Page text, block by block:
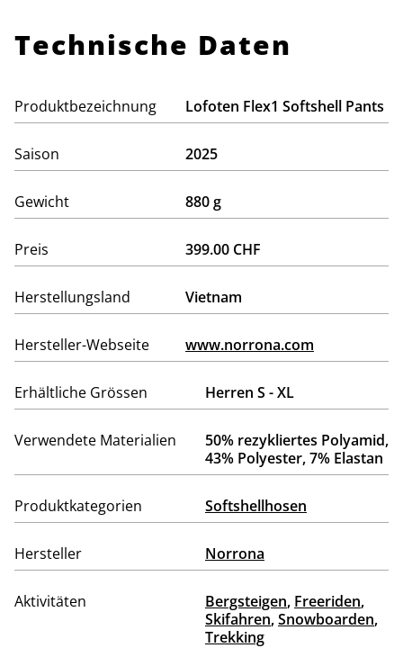
Technische Daten
Produktbezeichnung Lofoten Flex1 Softshell Pants
Saison 2025
Gewicht 880 g
Preis 399.00 CHF
Herstellungsland Vietnam
Hersteller-Webseite www.norrona.com
Erhältliche Grössen Herren S - XL
Verwendete Materialien
50% rezykliertes Polyamid,
43% Polyester, 7% Elastan
Produktkategorien Softshellhosen
Hersteller Norrona
Aktivitäten Bergsteigen, Freeriden,
Skifahren,Snowboarden,
Trekking